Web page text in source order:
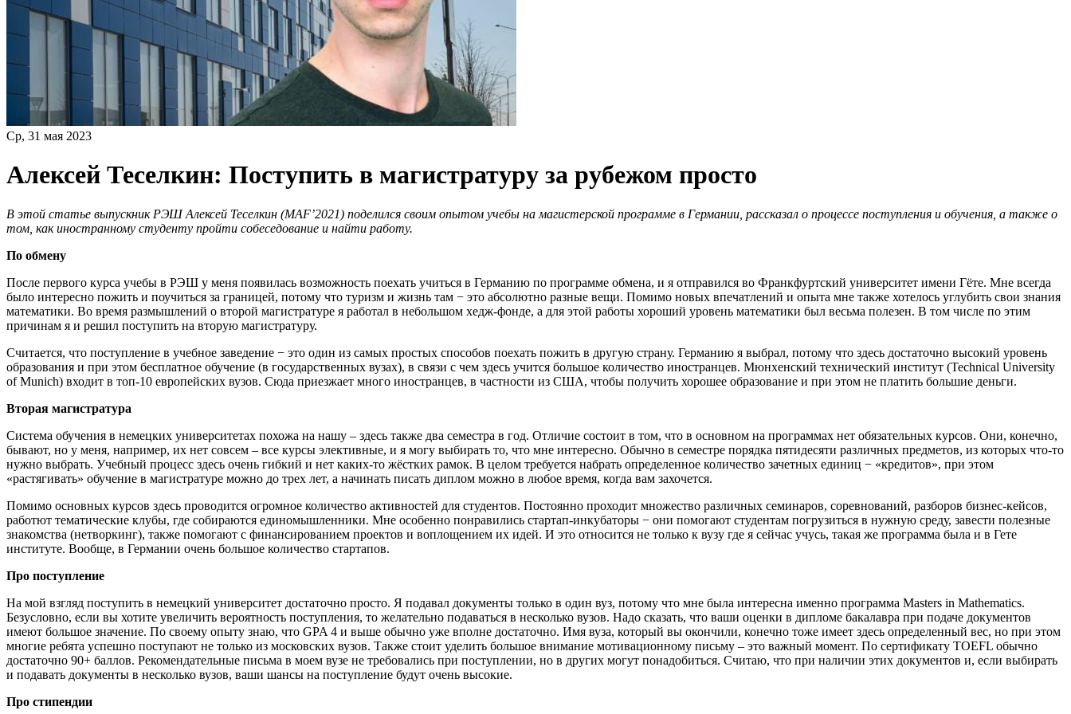
Ср, 31 мая 2023
Алексей Теселкин: Поступить в магистратуру за рубежом просто
В этой статье выпускник РЭШ Алексей Теселкин (MAF’2021) поделился своим опытом учебы на магистерской программе в Германии, рассказал о процессе поступления и обучения, а также о
том, как иностранному студенту пройти собеседование и найти работу.
По обмену
После первого курса учебы в РЭШ у меня появилась возможность поехать учиться в Германию по программе обмена, и я отправился во Франкфуртский университет имени Гёте. Мне всегда
было интересно пожить и поучиться за границей, потому что туризм и жизнь там − это абсолютно разные вещи. Помимо новых впечатлений и опыта мне также хотелось углубить свои знания
математики. Во время размышлений о второй магистратуре я работал в небольшом хедж-фонде, а для этой работы хороший уровень математики был весьма полезен. В том числе по этим
причинам я и решил поступить на вторую магистратуру.
Считается, что поступление в учебное заведение − это один из самых простых способов поехать пожить в другую страну. Германию я выбрал, потому что здесь достаточно высокий уровень
образования и при этом бесплатное обучение (в государственных вузах), в связи с чем здесь учится большое количество иностранцев. Мюнхенский технический институт (Technical University
of Munich) входит в топ-10 европейских вузов. Сюда приезжает много иностранцев, в частности из США, чтобы получить хорошее образование и при этом не платить большие деньги.
Вторая магистратура
Система обучения в немецких университетах похожа на нашу – здесь также два семестра в год. Отличие состоит в том, что в основном на программах нет обязательных курсов. Они, конечно,
бывают, но у меня, например, их нет совсем – все курсы элективные, и я могу выбирать то, что мне интересно. Обычно в семестре порядка пятидесяти различных предметов, из которых что-то
нужно выбрать. Учебный процесс здесь очень гибкий и нет каких-то жёстких рамок. В целом требуется набрать определенное количество зачетных единиц − «кредитов», при этом
«растягивать» обучение в магистратуре можно до трех лет, а начинать писать диплом можно в любое время, когда вам захочется.
Помимо основных курсов здесь проводится огромное количество активностей для студентов. Постоянно проходит множество различных семинаров, соревнований, разборов бизнес-кейсов,
работют тематические клубы, где собираются единомышленники. Мне особенно понравились стартап-инкубаторы − они помогают студентам погрузиться в нужную среду, завести полезные
знакомства (нетворкинг), также помогают с финансированием проектов и воплощением их идей. И это относится не только к вузу где я сейчас учусь, такая же программа была и в Гете
институте. Вообще, в Германии очень большое количество стартапов.
Про поступление
На мой взгляд поступить в немецкий университет достаточно просто. Я подавал документы только в один вуз, потому что мне была интересна именно программа Masters in Mathematics.
Безусловно, если вы хотите увеличить вероятность поступления, то желательно подаваться в несколько вузов. Надо сказать, что ваши оценки в дипломе бакалавра при подаче документов
имеют большое значение. По своему опыту знаю, что GPA 4 и выше обычно уже вполне достаточно. Имя вуза, который вы окончили, конечно тоже имеет здесь определенный вес, но при этом
многие ребята успешно поступают не только из московских вузов. Также стоит уделить большое внимание мотивационному письму – это важный момент. По сертификату TOEFL обычно
достаточно 90+ баллов. Рекомендательные письма в моем вузе не требовались при поступлении, но в других могут понадобиться. Считаю, что при наличии этих документов и, если выбирать
и подавать документы в несколько вузов, ваши шансы на поступление будут очень высокие.
Про стипендии